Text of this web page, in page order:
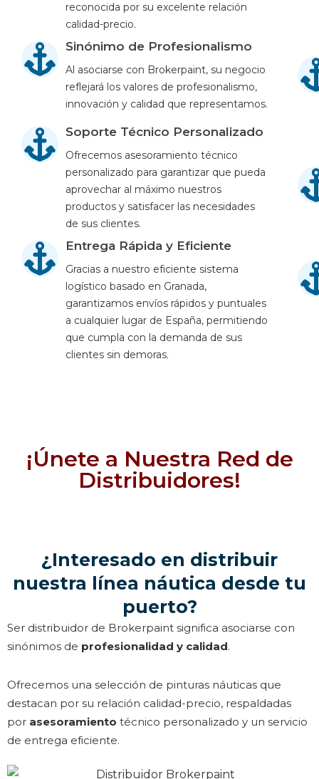
reconocida por su excelente relación
calidad-precio.
Sinónimo de Profesionalismo
Al asociarse con Brokerpaint, su negocio
reflejará los valores de profesionalismo,
innovación y calidad que representamos.
Soporte Técnico Personalizado
Ofrecemos asesoramiento técnico
personalizado para garantizar que pueda
aprovechar al máximo nuestros
productos y satisfacer las necesidades
de sus clientes.
Entrega Rápida y Eficiente
Gracias a nuestro eficiente sistema
logístico basado en Granada,
garantizamos envíos rápidos y puntuales
a cualquier lugar de España, permitiendo
que cumpla con la demanda de sus
clientes sin demoras.
¡Únete a Nuestra Red de
Distribuidores!
¿Interesado en distribuir
nuestra línea náutica desde tu
puerto?
Ser distribuidor de Brokerpaint significa asociarse con
sinónimos de profesionalidad y calidad.
Ofrecemos una selección de pinturas náuticas que
destacan por su relación calidad-precio, respaldadas
por asesoramiento técnico personalizado y un servicio
de entrega eficiente.